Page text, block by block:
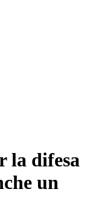
la difesa
un